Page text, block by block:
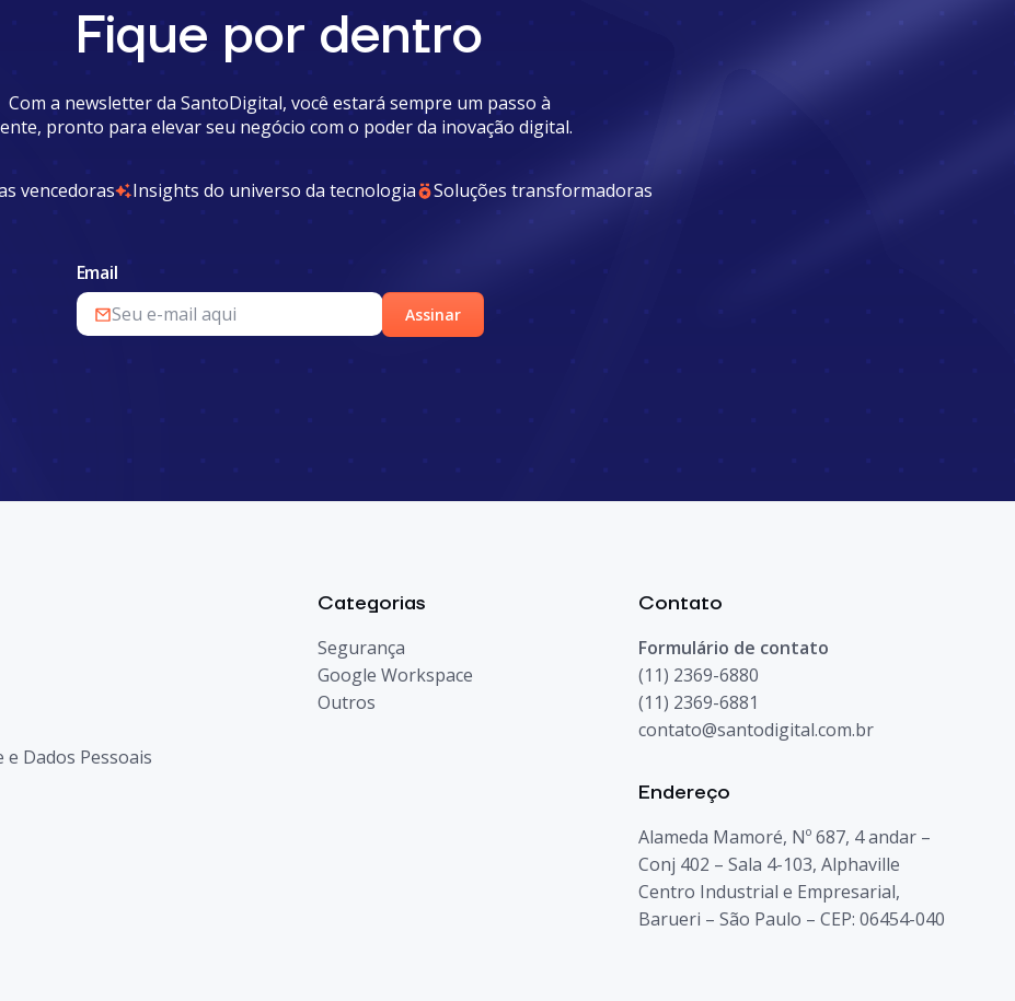
Fique por dentro
Com a newsletter da SantoDigital, você estará sempre um passo à
pronto para elevar seu negócio com o poder da inovação digital.
vencedoras Insights do universo da tecnologia Soluções transformadoras
Email
Assinar
e Dados Pessoais
Categorias
Segurança
Google Workspace
Outros
Contato
Formulário de contato
(11) 2369-6880
(11) 2369-6881
contato@santodigital.com.br
Endereço
Alameda Mamoré, Nº 687, 4 andar –
Conj 402 – Sala 4-103, Alphaville
Centro Industrial e Empresarial,
Barueri – São Paulo – CEP: 06454-040